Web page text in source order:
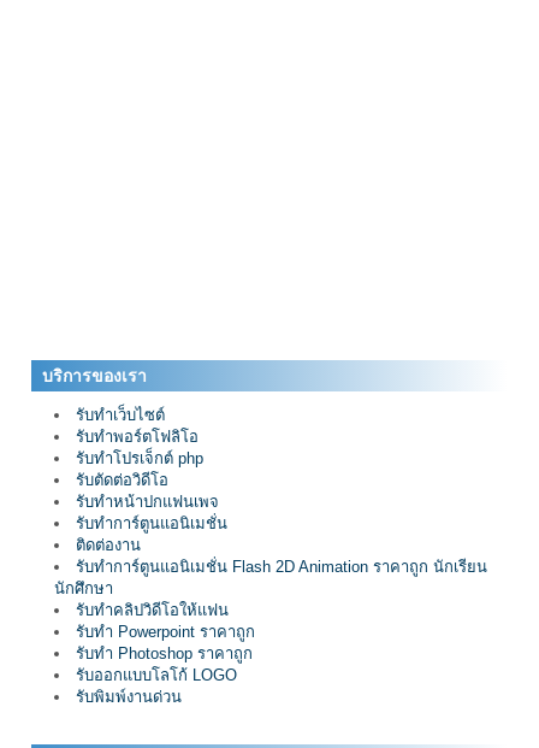
บริการของเรา
รับทำเว็บไซต์
รับทำพอร์ตโฟลิโอ
รับทำโปรเจ็กต์ php
รับตัดต่อวิดีโอ
รับทำหน้าปกแฟนเพจ
รับทำการ์ตูนแอนิเมชั่น
ติดต่องาน
รับทำการ์ตูนแอนิเมชั่น Flash 2D Animation ราคาถูก นักเรียน
นักศึกษา
รับทำคลิปวิดีโอให้แฟน
รับทำ Powerpoint ราคาถูก
รับทำ Photoshop ราคาถูก
รับออกแบบโลโก้ LOGO
รับพิมพ์งานด่วน